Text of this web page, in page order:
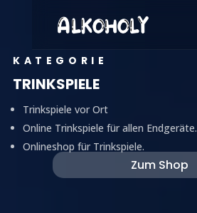
KATEGORIE
TRINKSPIELE
Trinkspiele vor Ort
Online Trinkspiele für allen Endgeräte.
Onlineshop für Trinkspiele.
Zum Shop